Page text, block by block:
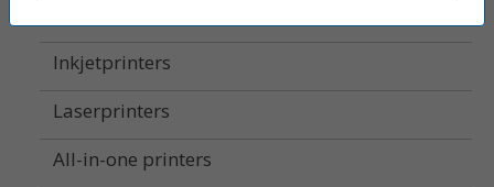
Inkjetprinters
Laserprinters
All-in-one printers